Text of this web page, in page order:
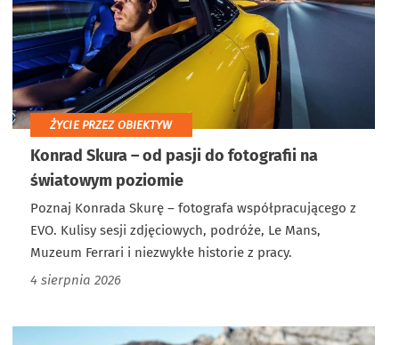
ŻYCIE PRZEZ OBIEKTYW
Konrad Skura – od pasji do fotografii na
światowym poziomie
Poznaj Konrada Skurę – fotografa współpracującego z
EVO. Kulisy sesji zdjęciowych, podróże, Le Mans,
Muzeum Ferrari i niezwykłe historie z pracy.
4 sierpnia 2026